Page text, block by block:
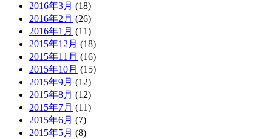
2016年3月 (18)
2016年2月 (26)
2016年1月 (11)
2015年12月 (18)
2015年11月 (16)
2015年10月 (15)
2015年9月 (12)
2015年8月 (12)
2015年7月 (11)
2015年6月 (7)
2015年5月 (8)